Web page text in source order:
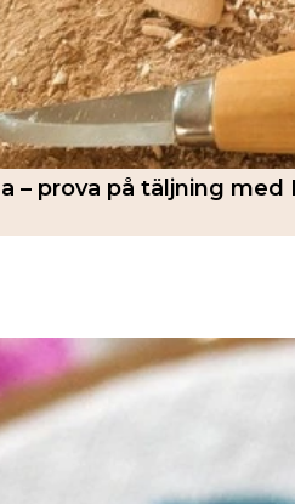
– prova på täljning med